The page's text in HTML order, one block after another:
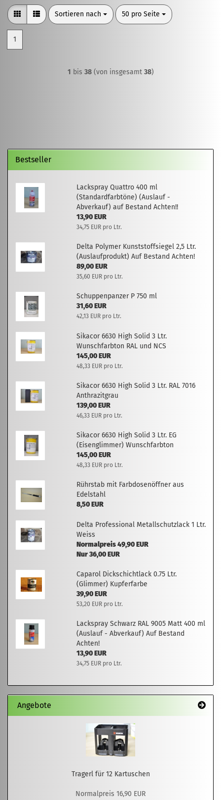
Sortieren nach
Sortieren nach 50 pro Seite
pro Seite
1
1 bis 38(von insgesamt 38)
Bestseller
Lackspray Quattro 400 ml
(Standardfarbtöne) (Auslauf -
Abverkauf) auf Bestand Achten!!
13,90 EUR
34,75 EUR pro Ltr.
Delta Polymer Kunststoffsiegel 2,5 Ltr.
(Auslaufprodukt) Auf Bestand Achten!
89,00 EUR
35,60 EUR pro Ltr.
Schuppenpanzer P 750 ml
31,60 EUR
42,13 EUR pro Ltr.
Sikacor 6630 High Solid 3 Ltr.
Wunschfarbton RAL und NCS
145,00 EUR
48,33 EUR pro Ltr.
Sikacor 6630 High Solid 3 Ltr. RAL 7016
Anthrazitgrau
139,00 EUR
46,33 EUR pro Ltr.
Sikacor 6630 High Solid 3 Ltr. EG
(Eisenglimmer) Wunschfarbton
145,00 EUR
48,33 EUR pro Ltr.
Rührstab mit Farbdosenöffner aus
Edelstahl
8,50 EUR
Delta Professional Metallschutzlack 1 Ltr.
Weiss
Normalpreis 49,90 EUR
Nur 36,00 EUR
Caparol Dickschichtlack 0.75 Ltr.
(Glimmer) Kupferfarbe
39,90 EUR
53,20 EUR pro Ltr.
Lackspray Schwarz RAL 9005 Matt 400 ml
(Auslauf - Abverkauf) Auf Bestand
Achten!
13,90 EUR
34,75 EUR pro Ltr.
Angebote
Tragerl für 12 Kartuschen
Normalpreis 16,90 EUR